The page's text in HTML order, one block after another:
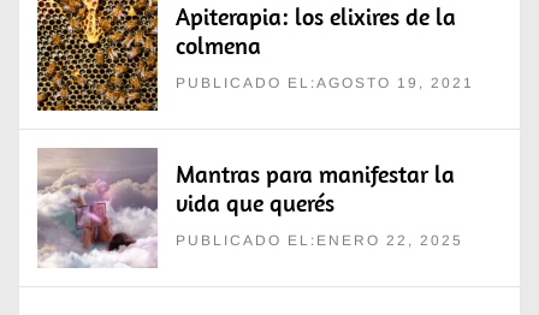
Apiterapia: los elixires de la
colmena
PUBLICADO EL:AGOSTO 19, 2021
Mantras para manifestar la
vida que querés
PUBLICADO EL:ENERO 22, 2025